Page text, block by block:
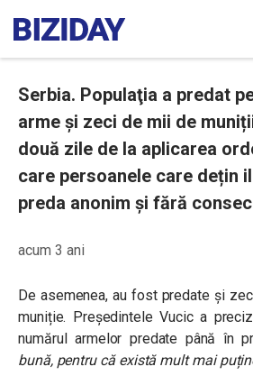
Serbia. Populaţia a predat
arme și zeci de mii de
două zile de la aplicarea
care persoanele care dețin
preda anonim și fără
acum 3 ani
De asemenea, au fost predate și
muniție. Preşedintele Vucic a
numărul armelor predate până în
bună, pentru că există mult mai